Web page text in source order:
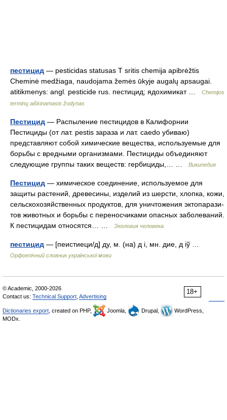
пестицид — pesticidas statusas T sritis chemija apibrėžtis
Cheminė medžiaga, naudojama žemės ūkyje augalų apsaugai.
atitikmenys: angl. pesticide rus. пестицид; ядохимикат …
Chemijos
terminų aiškinamasis žodynas
Пестицид — Распыление пестицидов в Калифорнии
Пестициды (от лат. pestis зараза и лат. caedo убиваю)
представляют собой химические вещества, используемые для
борьбы с вредными организмами. Пестициды объединяют
следующие группы таких веществ: гербициды,… …
Википедия
Пестицид — химическое соединение, используемое для
защиты растений, древесины, изде­лий из шерсти, хлопка, кожи,
сельскохозяйственных продуктов, для уничтожения эктопарази­
тов животных и борьбы с переносчиками опасных заболеваний.
К пестицидам относятся… …
Экология человека
пестицид — [пеистиеци/д] ду, м. (на) д і, мн. дие, д іў …
Орфоепічний словник української мови
18+
© Academic, 2000-2026
Contact us: Technical Support Advertising
Dictionaries export , created on PHP, Joomla, Drupal,
WordPress,
MODx.